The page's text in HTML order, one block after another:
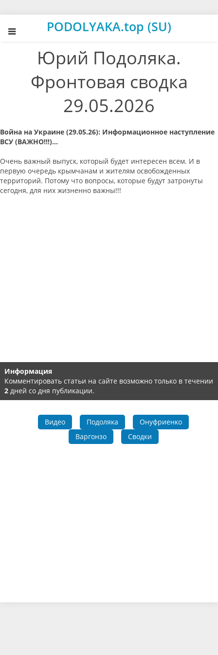
PODOLYAKA.top (SU)
Юрий Подоляка.
Фронтовая сводка
29.05.2026
Война на Украине (29.05.26): Информационное наступление
ВСУ (ВАЖНО!!!)...
Очень важный выпуск, который будет интересен всем. И в
первую очередь крымчанам и жителям освобожденных
территорий. Потому что вопросы, которые будут затронуты
сегодня, для них жизненно важны!!!
Информация
Комментировать статьи на сайте возможно только в течении
2 дней со дня публикации.
Видео Подоляка
Онуфриенко
Варгонзо
Сводки